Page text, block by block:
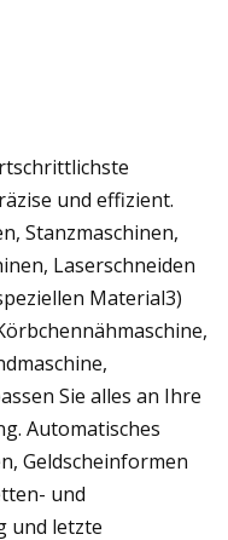
und effizient.
Stanzmaschinen,
Laserschneiden
Material3)
Sie alles an Ihre
Automatisches
Geldscheinformen
und
und letzte